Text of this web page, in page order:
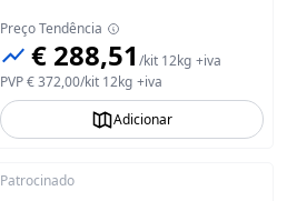
Preço Tendência
€ 288,51 /kit 12kg +iva
PVP€ 372,00/kit 12kg +iva
Adicionar
Patrocinado